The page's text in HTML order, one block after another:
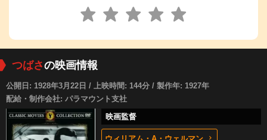
つばさの映画情報
公開日: 1928年3月22日 / 上映時間: 144分 / 製作年: 1927年
配給・制作会社: パラマウント支社
映画監督